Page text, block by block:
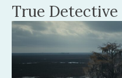
True Detective